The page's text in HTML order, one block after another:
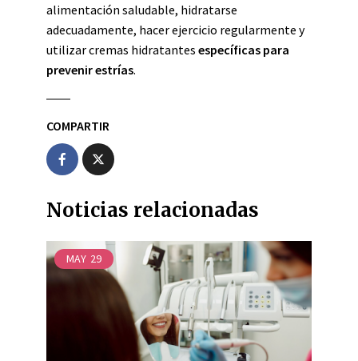
alimentación saludable, hidratarse
adecuadamente, hacer ejercicio regularmente y
utilizar cremas hidratantes específicas para
prevenir estrías.
COMPARTIR
Noticias relacionadas
MAY 29